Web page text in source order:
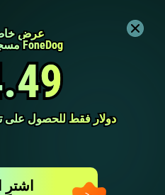
عرض
عرض
مسجل الشاشة FoneDog
مسجل الشاشة FoneDog
دولار فقط للحصول على
دولار فقط للحصول على
اشترِ